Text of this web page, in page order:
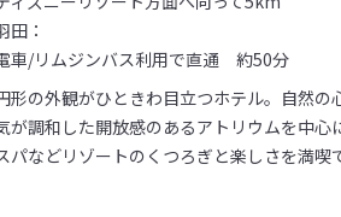
田：
車/リムジンバス利用で直通 約50分
形の外観がひときわ目立つホテル。自然の
が調和した開放感のあるアトリウムを中心
パなどリゾートのくつろぎと楽しさを満喫